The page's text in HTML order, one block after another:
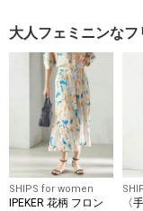
大人フェミニンなフ
SHIPS for women
IPEKER 花柄 フロン
〈